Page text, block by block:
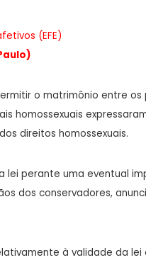
(EFE)
o matrimônio entre os
homossexuais
direitos homossexuais.
lei perante uma eventual
dos conservadores,
à validade da